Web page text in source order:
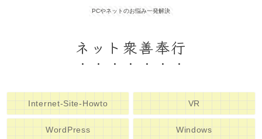
PCやネットのお悩み一発解決
ネット衆善奉行
Internet-Site-Howto VR
WordPress Windows